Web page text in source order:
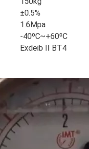
±0.5%
1.6Mpa
-40ºC~+60ºC
Exdeib II BT4